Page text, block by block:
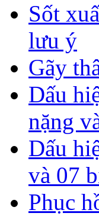
Sốt
lưu ý
Gãy
Dấu
nặng
Dấu
và 07
Phục